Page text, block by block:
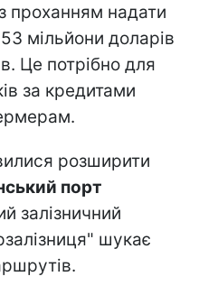
проханням надати
мільйони доларів
Це потрібно для
за кредитами
розширити
порт
залізничний
шукає